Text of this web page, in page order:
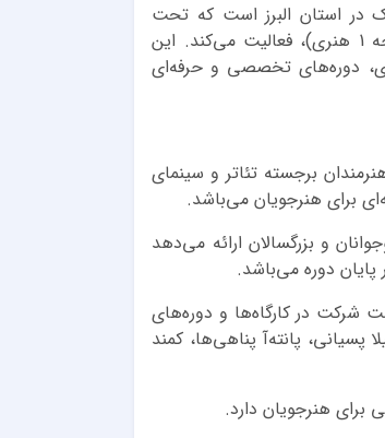
در استان البرز است که تحت
مدیریت هنرمند پیشکسوت تئاتر و سینما، بانو مهوش افشارپناه (دارای درجه 1 هنری)، فعالیت می‌کند. این
دوره‌های تخصصی و حرفه‌ای
برجسته تئاتر و سینمای
برای هنرجویان می‌باشد.
و بزرگسالان ارائه می‌دهد
دوره می‌باشد.
شرکت در کارگاه‌ها و دوره‌های
پانته‌آ پناهی‌ها، کمند
برای هنرجویان دارد.